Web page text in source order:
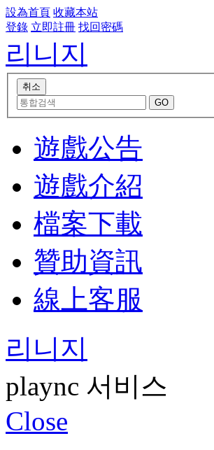
設為首頁 收藏本站
登錄 立即註冊 找回密碼
리니지
遊戲公告
遊戲介紹
檔案下載
贊助資訊
線上客服
리니지
plaync 서비스
Close